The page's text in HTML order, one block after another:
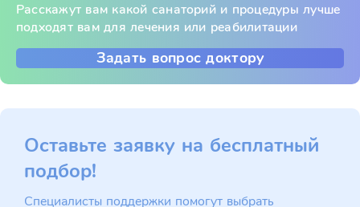
Расскажут вам какой санаторий и процедуры лучше
подходят вам для лечения или реабилитации
Задать вопрос доктору
Оставьте заявку на бесплатный
подбор!
Специалисты поддержки помогут выбрать